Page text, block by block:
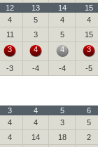
12 13 14 15
4 5 4 4
11 3 5 15
3 4 4 3
-3 -4 -4 -5
3 4 5 6
4 4 3 5
4 14 18 2